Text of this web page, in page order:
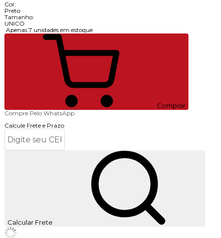
Cor:
Preto
Tamanho:
UNICO
Apenas 7 unidades em estoque
Comprar
Compre Pelo WhatsApp
Calcule Frete e Prazo
Calcular Frete